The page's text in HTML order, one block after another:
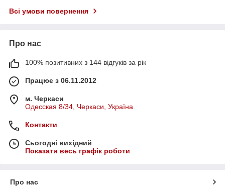
Всі умови повернення
Про нас
100% позитивних з 144 відгуків за рік
Працює з 06.11.2012
м. Черкаси
Одесская 8/34, Черкаси, Україна
Контакти
Сьогодні вихідний
Показати весь графік роботи
Про нас